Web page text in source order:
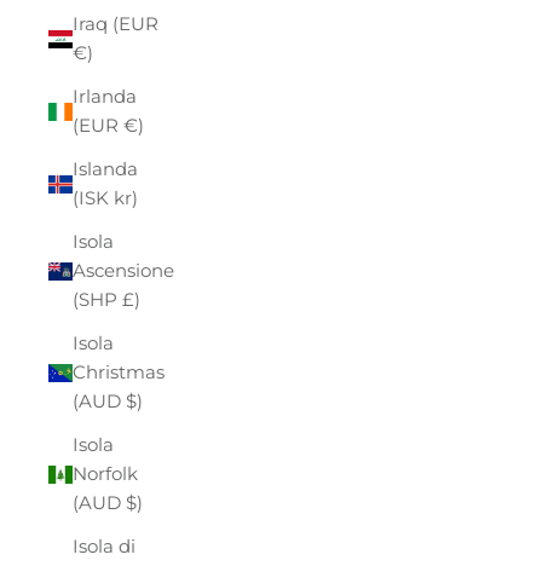
Iraq (EUR
€)
Irlanda
(EUR €)
Islanda
(ISK kr)
Isola
Ascensione
(SHP £)
Isola
Christmas
(AUD $)
Isola
Norfolk
(AUD $)
Isola di